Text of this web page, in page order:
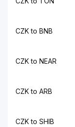
CZK to BNB
CZK to NEAR
CZK to ARB
CZK to SHIB